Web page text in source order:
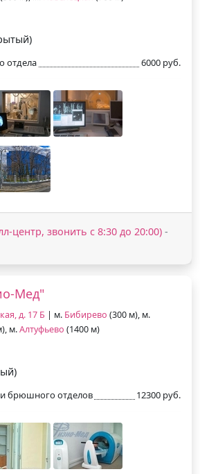
отдела 6000 руб.
центр, звонить с 8:30 до 20:00) -
Мед"
д. 17 Б | м. Бибирево (300 м), м.
м.Алтуфьево (1400 м)
брюшного отделов 12300 руб.